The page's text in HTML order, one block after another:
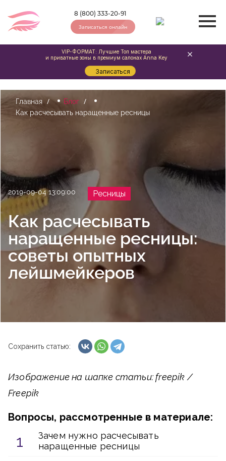
8 (800) 333-20-91
Записаться онлайн
Главная
Блог
Как расчесывать наращенные ресницы
2019-09-04 13:09:00 Ресницы
Как расчесывать
наращенные ресницы:
советы опытных
лейшмейкеров
Сохранить статью:
Изображение на шапке статьи: freepik /
Freepik
Вопросы, рассмотренные в материале:
Зачем нужно расчесывать
наращенные ресницы
VIP-ФОРМАТ: Лучшие Топ мастера
и приватные зоны в премиум салонах Anna Key
Записаться